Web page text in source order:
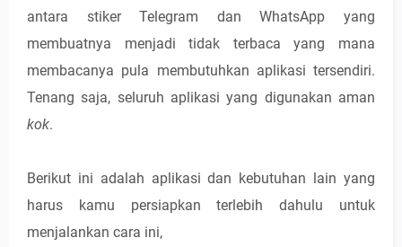
antara stiker Telegram dan WhatsApp yang
membuatnya menjadi tidak terbaca yang mana
membacanya pula membutuhkan aplikasi tersendiri.
Tenang saja, seluruh aplikasi yang digunakan aman
kok.
Berikut ini adalah aplikasi dan kebutuhan lain yang
harus kamu persiapkan terlebih dahulu untuk
menjalankan cara ini,